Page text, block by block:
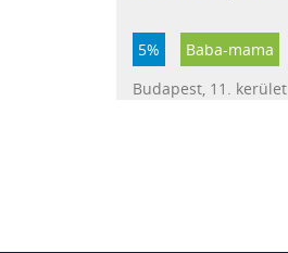
5% Baba-mama
Budapest, 11. kerület